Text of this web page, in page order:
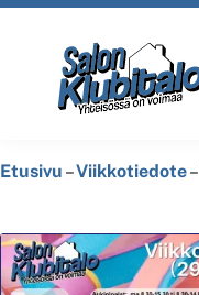
Etusivu –Viikkotiedote–